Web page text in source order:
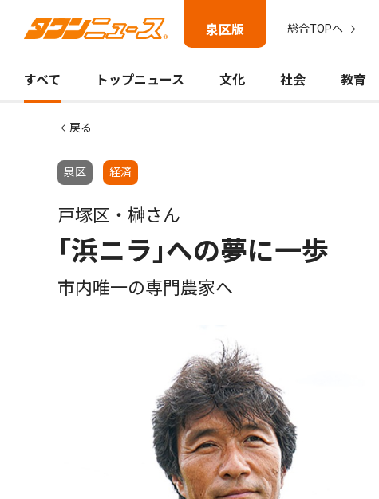
泉区版 総合TOPへ
すべて トップニュース 文化 社会 教育
戻る
泉区 経済
戸塚区・榊さん
｢浜ニラ｣への夢に一歩
市内唯一の専門農家へ